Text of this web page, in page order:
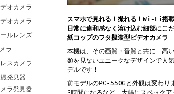
オカメラ
オカメラ
ルレンズ
ラ
スカメラ
発見器
ラ発見器
スマホで見れる！撮れる！Wi-Fi搭載
日常に違和感なく溶け込む細部にこ
紙コップのフタ擬装型ビデオカメラ
本機は、その画質・音質と共に、高
類を見ないユニークなデザインで人
デルです！
前モデルのPC-550Gと外観は変わり
3時間になるなど、大幅にスペック